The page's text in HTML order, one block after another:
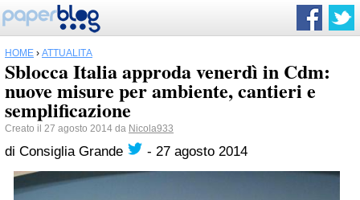
HOME › ATTUALITÀ
Sblocca Italia approda venerdì in Cdm:
nuove misure per ambiente, cantieri e
semplificazione
Creato il 27 agosto 2014 da Nicola933
di Consiglia Grande - 27 agosto 2014